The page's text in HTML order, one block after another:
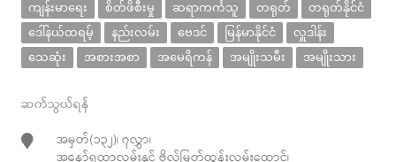
ကျန်းမာရေး
စိတ်ဖိစီးမှု ဆရာကင်္ကသူ တရုတ်
တရုတ်နိုင်ငံ
ဒေါ်နယ်ထရမ့်
နည်းလမ်း ဗေဒင် မြန်မာနိုင်ငံ
လှူဒါန်း
သေဆုံး
အစားအစာ အမေရိကန် အမျိုးသမီး အမျိုးသား
ဆက်သွယ်ရန်
အမှတ်(၁၃၂)၊ ၇လွှာ၊